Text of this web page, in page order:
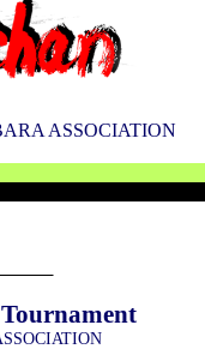
ASSOCIATION